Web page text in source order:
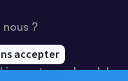
nous ?
faire
pour les clubs